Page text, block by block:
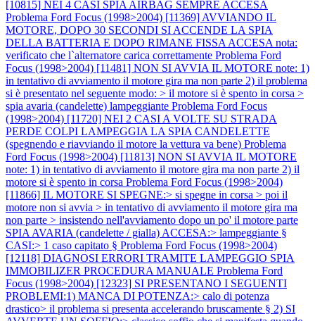
[10815] NEI 4 CASI SPIA AIRBAG SEMPRE ACCESA
Problema Ford Focus (1998>2004) [11369] AVVIANDO IL
MOTORE, DOPO 30 SECONDI SI ACCENDE LA SPIA
DELLA BATTERIA E DOPO RIMANE FISSA ACCESA nota:
verificato che l`alternatore carica correttamente Problema Ford
Focus (1998>2004) [11481] NON SI AVVIA IL MOTORE note: 1)
in tentativo di avviamento il motore gira ma non parte 2) il problema
si è presentato nel seguente modo: > il motore si è spento in corsa >
spia avaria (candelette) lampeggiante Problema Ford Focus
(1998>2004) [11720] NEI 2 CASI A VOLTE SU STRADA
PERDE COLPI LAMPEGGIA LA SPIA CANDELETTE
(spegnendo e riavviando il motore la vettura va bene) Problema
Ford Focus (1998>2004) [11813] NON SI AVVIA IL MOTORE
note: 1) in tentativo di avviamento il motore gira ma non parte 2) il
motore si è spento in corsa Problema Ford Focus (1998>2004)
[11866] IL MOTORE SI SPEGNE:> si spegne in corsa > poi il
motore non si avvia > in tentativo di avviamento il motore gira ma
non parte > insistendo nell'avviamento dopo un po' il motore parte
SPIA AVARIA (candelette / gialla) ACCESA:> lampeggiante §
CASI:> 1 caso capitato § Problema Ford Focus (1998>2004)
[12118] DIAGNOSI ERRORI TRAMITE LAMPEGGIO SPIA
IMMOBILIZER PROCEDURA MANUALE Problema Ford
Focus (1998>2004) [12323] SI PRESENTANO I SEGUENTI
PROBLEMI:1) MANCA DI POTENZA:> calo di potenza
drastico> il problema si presenta accelerando bruscamente § 2) SI